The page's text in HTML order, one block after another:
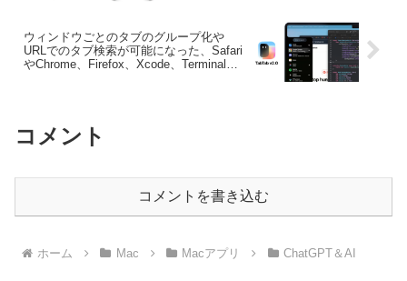
ウィンドウごとのタブのグループ化や
URLでのタブ検索が可能になった、Safari
やChrome、Firefox、Xcode、Terminalな
コメント
コメントを書き込む
ホーム Mac Macアプリ ChatGPT＆AI